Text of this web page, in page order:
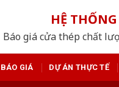
HỆ
Báo giá cửa thép chất
BÁO GIÁ DỰ ÁN THỰC TẾ